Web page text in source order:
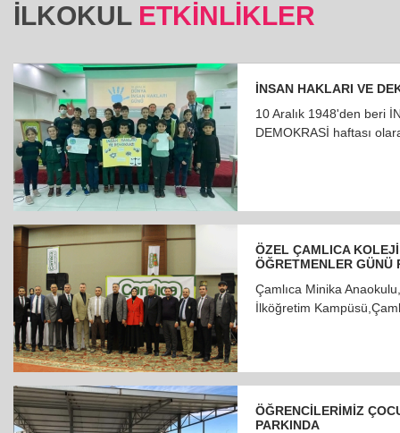
İLKOKUL ETKINLIKLER
İNSAN HAKLARI VE
10 Aralık 1948'den beri
DEMOKRASİ haftası
ÖZEL ÇAMLICA
ÖĞRETMENLER GÜNÜ
Çamlıca Minika
İlköğretim
ÖĞRENCİLERİMİZ
PARKINDA